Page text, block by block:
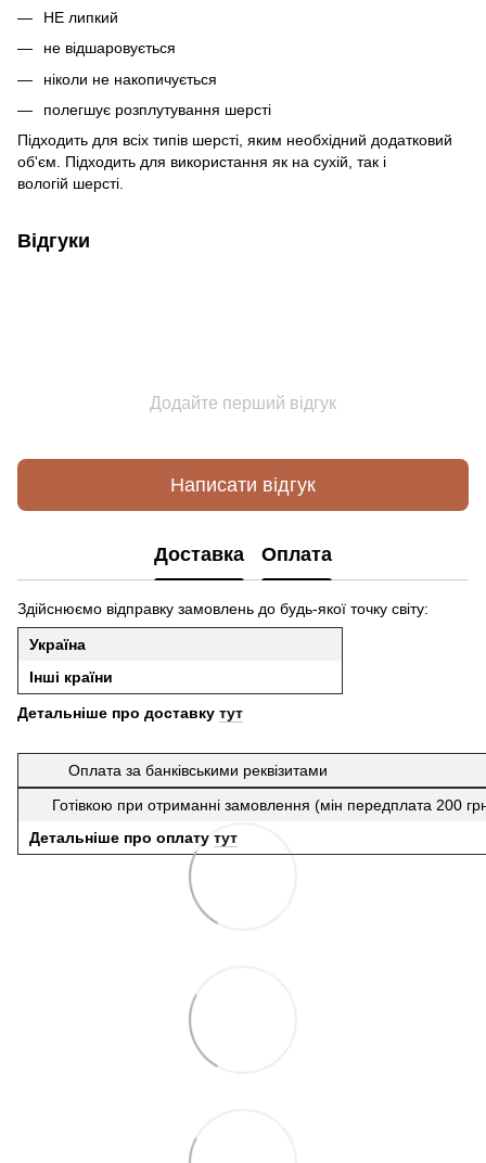
НЕ липкий
не відшаровується
ніколи не накопичується
полегшує розплутування шерсті
Підходить для всіх типів шерсті, яким необхідний додатковий
об'єм. Підходить для використання як на сухій, так і
вологій шерсті.
Відгуки
Додайте перший відгук
Написати відгук
Доставка Оплата
Здійснюємо відправку замовлень до будь-якої точку світу:
Україна
Інші країни
Детальніше про доставку тут
Оплата за банківськими реквізитами
Готівкою при отриманні замовлення (мін передплата 200
Детальніше про оплату тут